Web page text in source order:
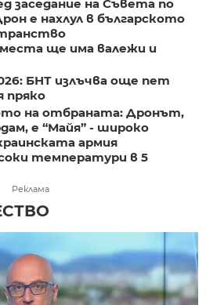
заседание на Съвета по
е нахлул в българското
ще има валежи и
БНТ излъчва още пет
пряко
на отбраната: Дронът,
е “Майя” - широко
армия
температури в 5
Реклама